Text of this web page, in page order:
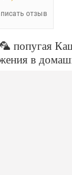
отзыв
попугая
в